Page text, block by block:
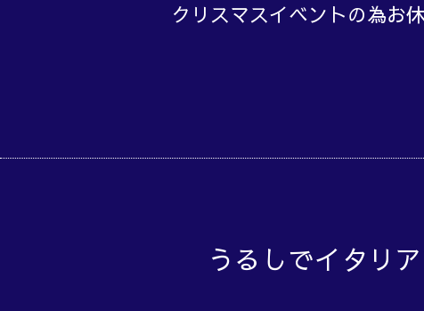
クリスマスイベントの為お
うるしでイ